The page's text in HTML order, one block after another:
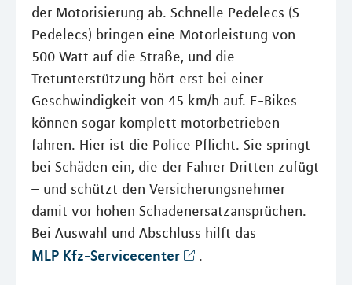
der Motorisierung ab. Schnelle Pedelecs (S-
Pedelecs) bringen eine Motorleistung von
500 Watt auf die Straße, und die
Tretunterstützung hört erst bei einer
Geschwindigkeit von 45 km/h auf. E-Bikes
können sogar komplett motorbetrieben
fahren. Hier ist die Police Pflicht. Sie springt
bei Schäden ein, die der Fahrer Dritten zufügt
– und schützt den Versicherungsnehmer
damit vor hohen Schadenersatzansprüchen.
Bei Auswahl und Abschluss hilft das
MLP Kfz-Servicecenter
.